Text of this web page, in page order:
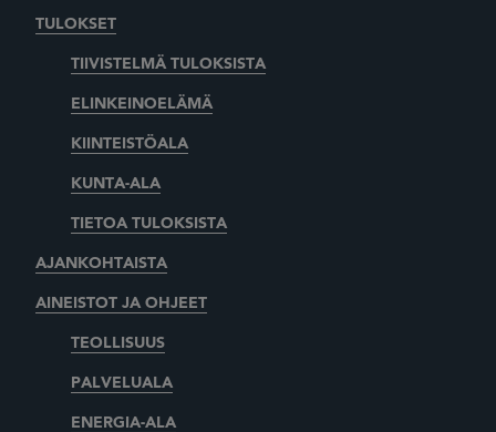
TULOKSET
TIIVISTELMÄ TULOKSISTA
ELINKEINOELÄMÄ
KIINTEISTÖALA
KUNTA-ALA
TIETOA TULOKSISTA
AJANKOHTAISTA
AINEISTOT JA OHJEET
TEOLLISUUS
PALVELUALA
ENERGIA-ALA